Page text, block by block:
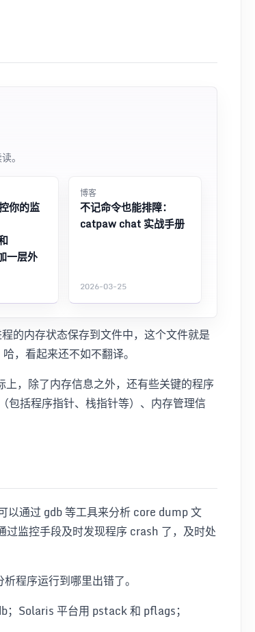
。
你的监
一层外
博客
不记命令也能排障：
catpaw chat 实战手册
2026-03-25
的内存状态保存到文件中，这个文件就是
，看起来还不如不翻译。
，除了内存信息之外，还有些关键的程序
包括程序指针、栈指针等）、内存管理信
以通过 gdb 等工具来分析 core dump 文
监控手段及时发现程序 crash 了，及时处
程序运行到哪里出错了。
；Solaris 平台用 pstack 和 pflags；